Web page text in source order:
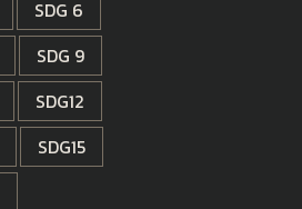
SDG 6
SDG 9
SDG12
SDG15